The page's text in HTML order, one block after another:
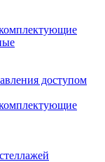
доступом